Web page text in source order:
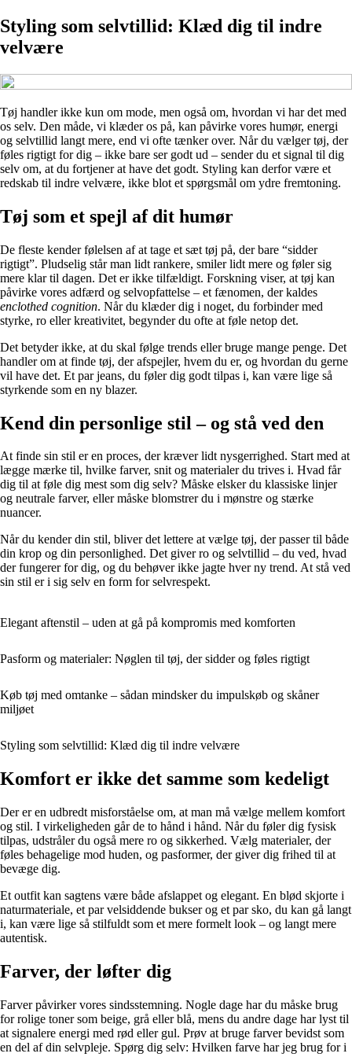
Styling som selvtillid: Klæd dig til indre
velvære
Tøj handler ikke kun om mode, men også om, hvordan vi har det med
os selv. Den måde, vi klæder os på, kan påvirke vores humør, energi
og selvtillid langt mere, end vi ofte tænker over. Når du vælger tøj, der
føles rigtigt for dig – ikke bare ser godt ud – sender du et signal til dig
selv om, at du fortjener at have det godt. Styling kan derfor være et
redskab til indre velvære, ikke blot et spørgsmål om ydre fremtoning.
Tøj som et spejl af dit humør
De fleste kender følelsen af at tage et sæt tøj på, der bare “sidder
rigtigt”. Pludselig står man lidt rankere, smiler lidt mere og føler sig
mere klar til dagen. Det er ikke tilfældigt. Forskning viser, at tøj kan
påvirke vores adfærd og selvopfattelse – et fænomen, der kaldes
enclothed cognition. Når du klæder dig i noget, du forbinder med
styrke, ro eller kreativitet, begynder du ofte at føle netop det.
Det betyder ikke, at du skal følge trends eller bruge mange penge. Det
handler om at finde tøj, der afspejler, hvem du er, og hvordan du gerne
vil have det. Et par jeans, du føler dig godt tilpas i, kan være lige så
styrkende som en ny blazer.
Kend din personlige stil – og stå ved den
At finde sin stil er en proces, der kræver lidt nysgerrighed. Start med at
lægge mærke til, hvilke farver, snit og materialer du trives i. Hvad får
dig til at føle dig mest som dig selv? Måske elsker du klassiske linjer
og neutrale farver, eller måske blomstrer du i mønstre og stærke
nuancer.
Når du kender din stil, bliver det lettere at vælge tøj, der passer til både
din krop og din personlighed. Det giver ro og selvtillid – du ved, hvad
der fungerer for dig, og du behøver ikke jagte hver ny trend. At stå ved
sin stil er i sig selv en form for selvrespekt.
Elegant aftenstil – uden at gå på kompromis med komforten
Pasform og materialer: Nøglen til tøj, der sidder og føles rigtigt
Køb tøj med omtanke – sådan mindsker du impulskøb og skåner
miljøet
Styling som selvtillid: Klæd dig til indre velvære
Komfort er ikke det samme som kedeligt
Der er en udbredt misforståelse om, at man må vælge mellem komfort
og stil. I virkeligheden går de to hånd i hånd. Når du føler dig fysisk
tilpas, udstråler du også mere ro og sikkerhed. Vælg materialer, der
føles behagelige mod huden, og pasformer, der giver dig frihed til at
bevæge dig.
Et outfit kan sagtens være både afslappet og elegant. En blød skjorte i
naturmateriale, et par velsiddende bukser og et par sko, du kan gå langt
i, kan være lige så stilfuldt som et mere formelt look – og langt mere
autentisk.
Farver, der løfter dig
Farver påvirker vores sindsstemning. Nogle dage har du måske brug
for rolige toner som beige, grå eller blå, mens du andre dage har lyst til
at signalere energi med rød eller gul. Prøv at bruge farver bevidst som
en del af din selvpleje. Spørg dig selv: Hvilken farve har jeg brug for i